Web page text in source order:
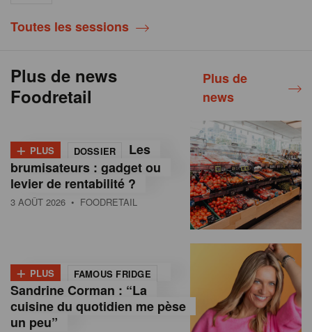
Toutes les sessions
Plus de news
Foodretail
Plus de
news
+ PLUS DOSSIER
Les
brumisateurs : gadget ou
levier de rentabilité ?
3 AOÛT 2026 • FOODRETAIL
+ PLUS FAMOUS FRIDGE
Sandrine Corman : “La
cuisine du quotidien me pèse
un peu”